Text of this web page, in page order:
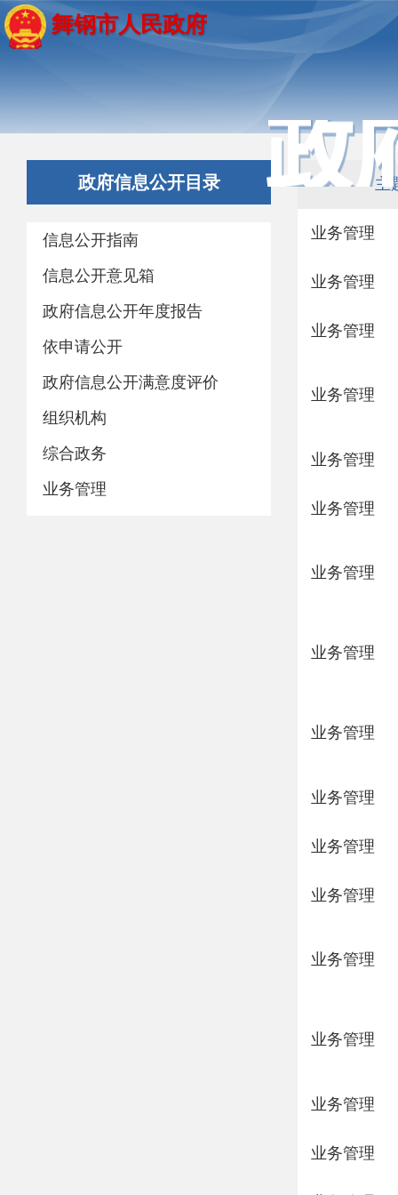
舞钢市人民政府
政府信息公开目录
信息公开指南
信息公开意见箱
政府信息公开年度报告
依申请公开
政府信息公开满意度评价
组织机构
综合政务
业务管理
主
业务管理
业务管理
业务管理
业务管理
业务管理
业务管理
业务管理
业务管理
业务管理
业务管理
业务管理
业务管理
业务管理
业务管理
业务管理
业务管理